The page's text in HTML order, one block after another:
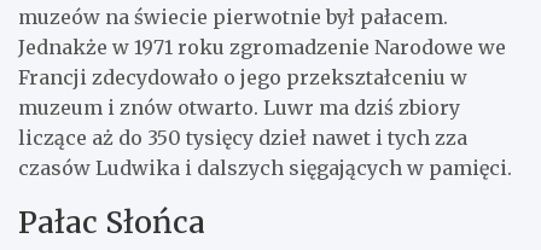
muzeów na świecie pierwotnie był pałacem.
Jednakże w 1971 roku zgromadzenie Narodowe we
Francji zdecydowało o jego przekształceniu w
muzeum i znów otwarto. Luwr ma dziś zbiory
liczące aż do 350 tysięcy dzieł nawet i tych zza
czasów Ludwika i dalszych sięgających w pamięci.
Pałac Słońca